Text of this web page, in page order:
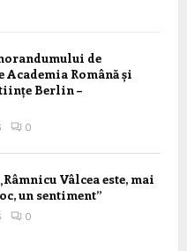
de
Română și
Berlin –
0
Vâlcea este, mai
un sentiment”
0